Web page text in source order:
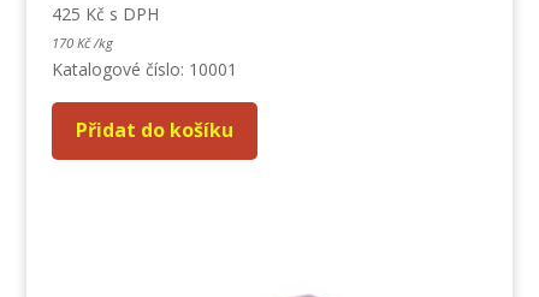
425 Kč s DPH
170 Kč /kg
Katalogové číslo: 10001
Přidat do košíku